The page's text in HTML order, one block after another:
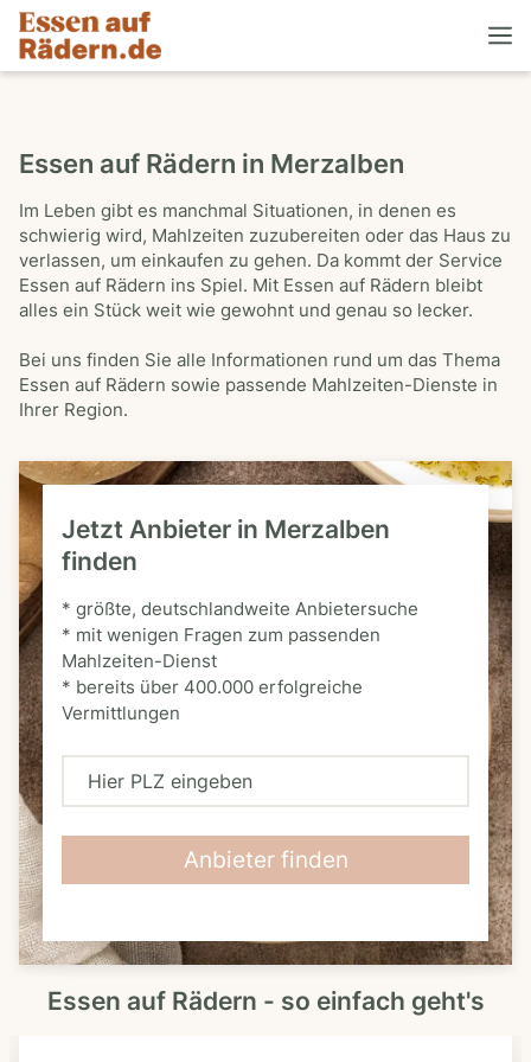
Essen auf Rädern in Merzalben
Im Leben gibt es manchmal Situationen, in denen es
schwierig wird, Mahlzeiten zuzubereiten oder das Haus zu
verlassen, um einkaufen zu gehen. Da kommt der Service
Essen auf Rädern ins Spiel. Mit Essen auf Rädern bleibt
alles ein Stück weit wie gewohnt und genau so lecker.
Bei uns finden Sie alle Informationen rund um das Thema
Essen auf Rädern sowie passende Mahlzeiten-Dienste in
Ihrer Region.
Jetzt Anbieter in Merzalben
finden
* größte, deutschlandweite Anbietersuche
* mit wenigen Fragen zum passenden
Mahlzeiten-Dienst
* bereits über 400.000 erfolgreiche
Vermittlungen
H
L
Z
Anbieter finden
Essen auf Rädern - so einfach geht's